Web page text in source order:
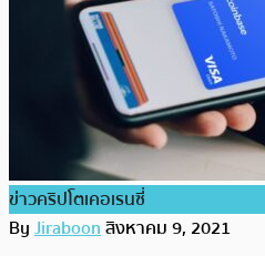
ข่าวคริปโตเคอเรนซี่
ByJiraboonสิงหาคม 9, 2021